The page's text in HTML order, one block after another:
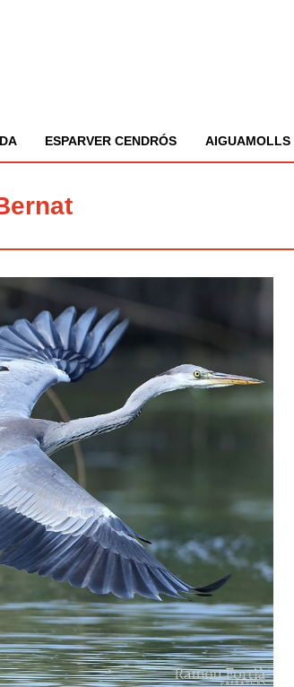
ESPARVER CENDRÓS AIGUAMOLLS